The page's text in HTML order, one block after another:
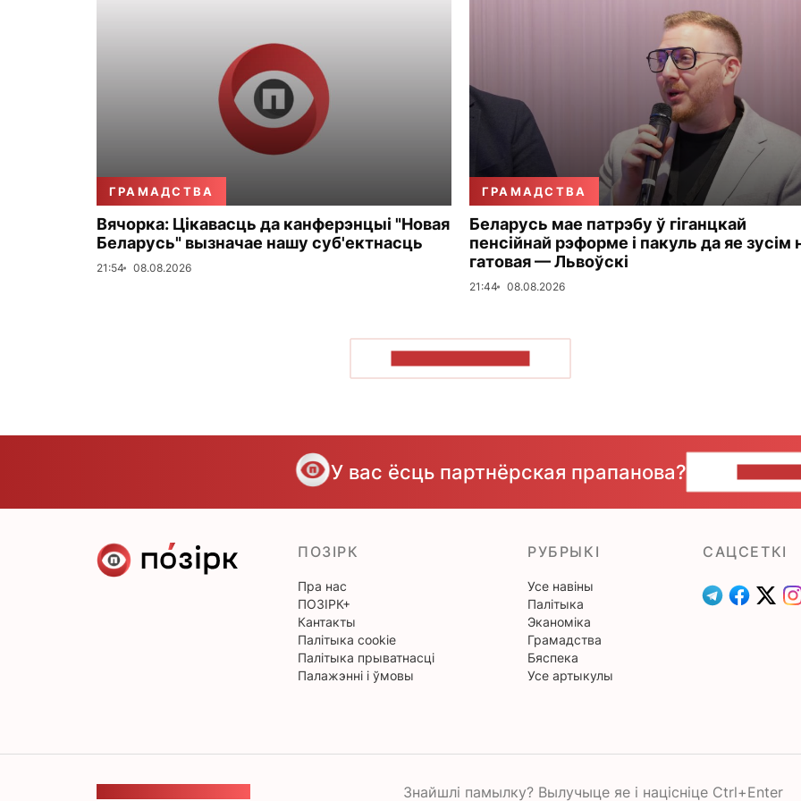
ГРАМАДСТВА
Вячорка: Цікавасць да канферэнцыі "Новая
Беларусь" вызначае нашу суб'ектнасць
21:54 08.08.2026
ГРАМАДСТВА
Беларусь мае патрэбу ў гіганцкай
пенсійнай рэформе і пакуль да яе зусім
гатовая — Львоўскі
21:44 08.08.2026
У вас ёсць партнёрская прапанова?
ПОЗІРК
Пра нас
ПОЗІРК+
Кантакты
Палітыка cookie
Палітыка прыватнасці
Палажэнні і ўмовы
РУБРЫКІ
Усе навіны
Палітыка
Эканоміка
Грамадства
Бяспека
Усе артыкулы
САЦСЕТКІ
Знайшлі памылку? Вылучыце яе і націсніце Ctrl+Enter